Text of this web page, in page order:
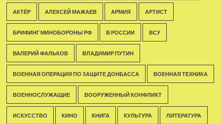
АКТЁР АЛЕКСЕЙ МАЖАЕВ АРМИЯ АРТИСТ
БРИФИНГ МИНОБОРОНЫ РФ В РОССИИ ВСУ
ВАЛЕРИЙ ФАЛЬКОВ ВЛАДИМИР ПУТИН
ВОЕННАЯ ОПЕРАЦИЯ ПО ЗАЩИТЕ ДОНБАССА ВОЕННАЯ ТЕХНИКА
ВОЕННОСЛУЖАЩИЕ ВООРУЖЕННЫЙ КОНФЛИКТ
ИСКУССТВО КИНО КНИГА КУЛЬТУРА ЛИТЕРАТУРА